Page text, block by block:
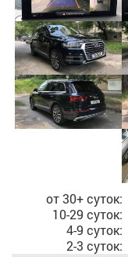
Стоимость, в
от 30+ суток:
10-29 суток:
4-9 суток:
2-3 суток: